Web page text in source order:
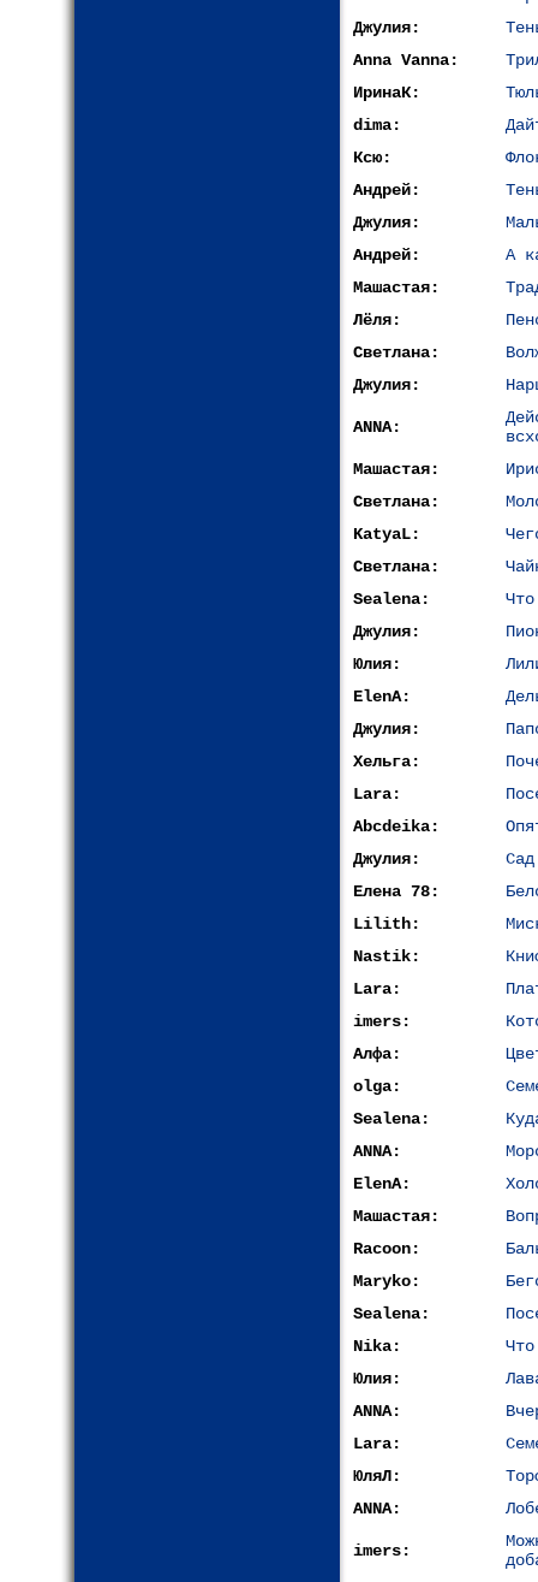
Джулия:
Anna Vanna:
ИринаК:
dima:
Ксю:
Андрей:
Джулия:
Андрей:
А
Машастая:
Лёля:
Светлана:
Джулия:
ANNA:
Машастая:
Светлана:
KatyaL:
Светлана:
Sealena:
Джулия:
Юлия:
ElenA:
Джулия:
Хельга:
Lara:
Abcdeika:
Джулия:
Елена 78:
Lilith:
Nastik:
Lara:
imers:
Алфа:
olga:
Sealena:
ANNA:
ElenA:
Машастая:
Racoon:
Maryko:
Sealena:
Nika:
Юлия:
ANNA:
Lara:
ЮляЛ:
ANNA:
imers: